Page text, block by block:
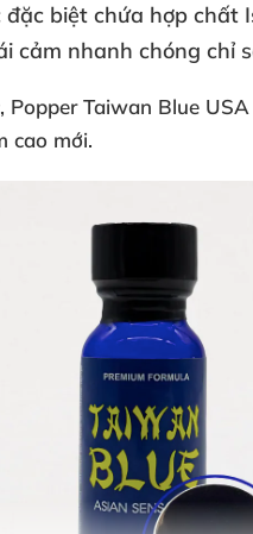
đặc biệt chứa hợp chất
cảm nhanh chóng chỉ
, Popper Taiwan Blue USA
cao mới.